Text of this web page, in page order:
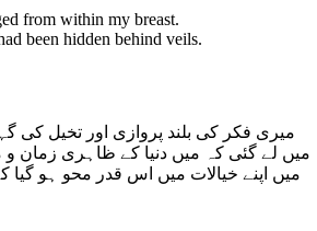
from within my breast.
been hidden behind veils.
میری فکر کی بلند پروازی اور تخیل کی
میں لے گئی کہ میں دنیا کے ظاہری زمان و
میں اپنے خیالات میں اس قدر محو ہو گیا